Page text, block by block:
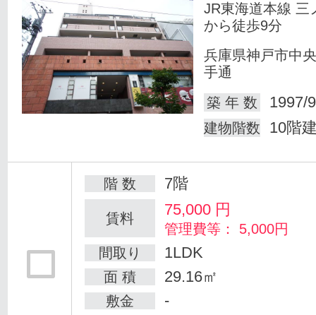
JR東海道本線 三
から徒歩9分
兵庫県神戸市中
手通
築 年 数
1997/
建物階数 10階
階 数 7階
賃料 75,000 円
管理費等： 5,000円
間取り
1LDK
面 積 29.16㎡
敷金 -